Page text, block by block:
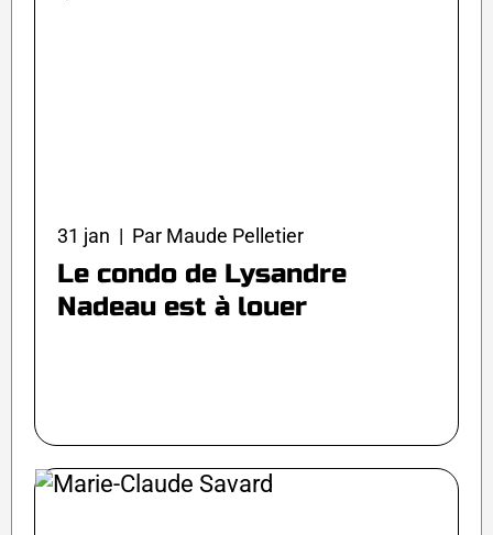
31 jan | Par Maude Pelletier
Le condo de Lysandre
Nadeau est à louer